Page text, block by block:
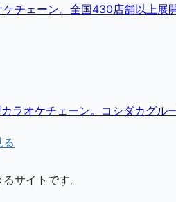
チェーン。全国430店舗以上展
ラオケチェーン。コシダカグル
サイトです。